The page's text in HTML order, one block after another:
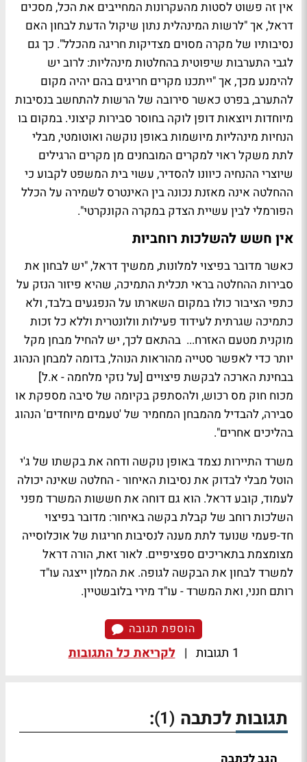
אין זה פשוט לסטות מהעקרונות המחייבים את הכל, מסכים
דראל, אך "לרשות המינהלית נתון שיקול הדעת לבחון האם
נסיבותיו של מקרה מסוים מצדיקות חריגה מהכלל". כך גם
לגבי התערבות שיפוטית בהחלטות מינהליות: לרוב יש
להימנע מכך, אך "ייתכנו מקרים חריגים בהם יהיה מקום
להתערב, בפרט כאשר סירובה של הרשות להתחשב בנסיבות
מיוחדות ויוצאות דופן לוקה בחוסר סבירות קיצוני. במקום בו
הנחיות מינהליות מיושמות באופן נוקשה ואוטומטי, מבלי
לתת משקל ראוי למקרים המובחנים מן מקרים הרגילים
שיוצרי ההנחיה כיוונו להסדיר, עשוי בית המשפט לקבוע כי
ההחלטה אינה מאזנת נכונה בין האינטרס לשמירה על הכלל
הפורמלי לבין עשיית הצדק במקרה הקונקרטי".
אין חשש להשלכות רוחביות
כאשר מדובר בפיצוי למלונות, ממשיך דראל, "יש לבחון את
סבירות ההחלטה בראי תכלית התמיכה, שהיא פיזור הנזק על
כתפי הציבור כולו במקום השארתו על הנפגעים בלבד, ולא
כתמיכה שגרתית לעידוד פעילות וולונטרית וללא כל זכות
מוקנית מטעם האזרח... בהתאם לכך, יש להחיל מבחן מקל
יותר כדי לאפשר סטייה מהוראות הנוהל, בדומה למבחן הנהוג
בבחינת הארכה לבקשת פיצויים [על נזקי מלחמה - א.ל]
מכוח חוק מס רכוש, ולהסתפק בקיומה של סיבה מספקת או
סבירה, להבדיל מהמבחן המחמיר של 'טעמים מיוחדים' הנהוג
בהליכים אחרים".
משרד התיירות נצמד באופן נוקשה ודחה את בקשתו של ג'י
הוטל מבלי לבדוק את נסיבות האיחור - החלטה שאינה יכולה
לעמוד, קובע דראל. הוא גם דוחה את חששות המשרד מפני
השלכות רוחב של קבלת בקשה באיחור: מדובר בפיצוי
חד-פעמי שנועד לתת מענה לנסיבות חריגות של אוכלוסייה
מצומצמת בתאריכים ספציפיים. לאור זאת, הורה דראל
למשרד לבחון את הבקשה לגופה. את המלון ייצגה עו"ד
רותם חנני, ואת המשרד - עו"ד מירי בלובשטיין.
הוספת תגובה
1 תגובות | לקריאת כל התגובות
תגובות לכתבה (1)
: